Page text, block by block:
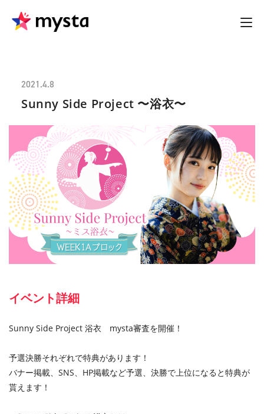
2021.4.8
Sunny Side Project 〜浴衣〜
イベント詳細
Sunny Side Project 浴衣 mysta審査を開催！
予選決勝それぞれで特典があります！
バナー掲載、SNS、HP掲載など予選、決勝で上位になると特典が
貰えます！